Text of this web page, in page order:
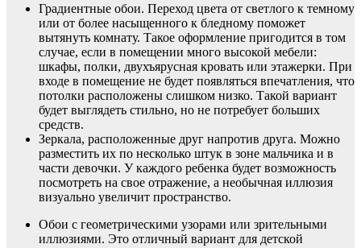
Градиентные обои. Переход цвета от светлого к темному
или от более насыщенного к бледному поможет
вытянуть комнату. Такое оформление пригодится в том
случае, если в помещении много высокой мебели:
шкафы, полки, двухъярусная кровать или этажерки. При
входе в помещение не будет появляться впечатления, что
потолки расположены слишком низко. Такой вариант
будет выглядеть стильно, но не потребует больших
средств.
Зеркала, расположенные друг напротив друга. Можно
разместить их по несколько штук в зоне мальчика и в
части девочки. У каждого ребенка будет возможность
посмотреть на свое отражение, а необычная иллюзия
визуально увеличит пространство.
Обои с геометрическими узорами или зрительными
иллюзиями. Это отличный вариант для детской